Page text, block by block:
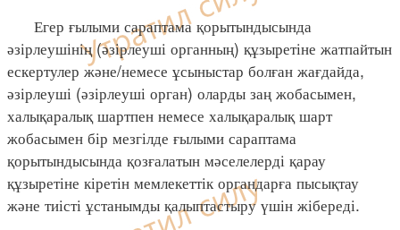
Егер ғылыми сараптама қорытындысында
әзірлеушінің (әзірлеуші органның) құзыретіне жатпайтын
ескертулер және/немесе ұсыныстар болған жағдайда,
әзірлеуші (әзірлеуші орган) оларды заң жобасымен,
халықаралық шартпен немесе халықаралық шарт
жобасымен бір мезгілде ғылыми сараптама
қорытындысында қозғалатын мәселелерді қарау
құзыретіне кіретін мемлекеттік органдарға пысықтау
және тиісті ұстанымды қалыптастыру үшін жібереді.